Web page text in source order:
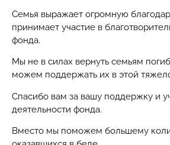
Семья выражает огромную
принимает участие в
фонда.
Мы не в силах вернуть семьям
можем поддержать их в этой
Спасибо вам за вашу поддержку и
деятельности фонда.
Вместо мы поможем большему